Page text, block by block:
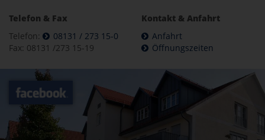
Telefon & Fax
Telefon:
08131 / 273 15-0
Fax: 08131 /273 15-19
Kontakt & Anfahrt
Anfahrt
Öffnungszeiten